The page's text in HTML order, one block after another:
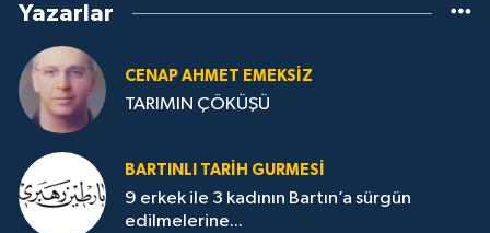
Yazarlar
CENAP AHMET EMEKSİZ
TARIMIN ÇÖKÜŞÜ
BARTINLI TARIH GURMESI
9 erkek ile 3 kadının Bartın’a sürgün
edilmelerine...